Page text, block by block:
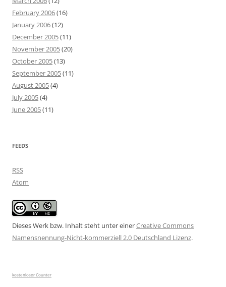
February 2006(16)
January 2006(12)
December 2005(11)
November 2005(20)
October 2005(13)
September 2005(11)
August 2005(4)
July 2005(4)
June 2005(11)
FEEDS
RSS
Atom
Dieses Werk bzw. Inhalt steht unter einerCreative Commons
Namensnennung-Nicht-kommerziell 2.0 Deutschland Lizenz.
kostenloser Counter